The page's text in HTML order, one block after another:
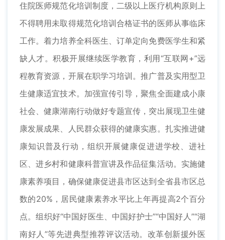
住院医师规范化培训制度，二级以上医疗机构原则上
不得聘用未取得规范化培训合格证书的医师从事临床
工作。着力培养全科医生、订单定向免费医学生和紧
缺人才。积极开展继续医学教育，利用“互联网+”远
程教育资源，开展在职学习培训。推广普及实用型卫
生健康适宜技术。加强宣传引导，聚焦全面建成小康
社会、健康湖南行动做好专题宣传，突出展现卫生健
康发展成果、人民群众获得的健康实惠。扎实推进健
康知识普及行动，组织开展健康促进进学校、进社
区、进乡村和健康科普宣讲及作品征集活动。实施健
康素养项目，确保健康促进县市区达到全省县市区总
数的20%，居民健康素养水平比上年再提高2个百分
点。组织好“中国好医生、中国好护士”“中国好人”“湖
南好人”等先进典型推荐评议活动。改革创新援外医